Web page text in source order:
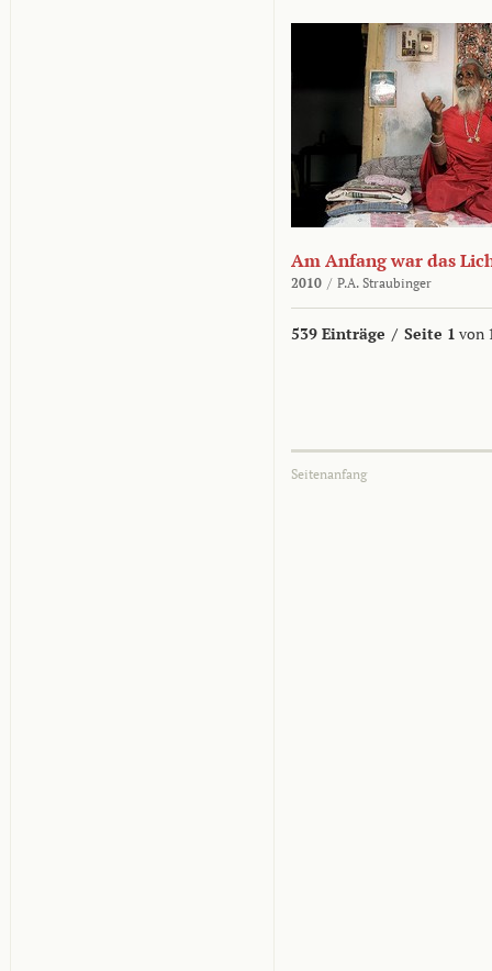
Am Anfang war das
2010 / P.A. Straubinger
539 Einträge / Seite 1 von
Seitenanfang